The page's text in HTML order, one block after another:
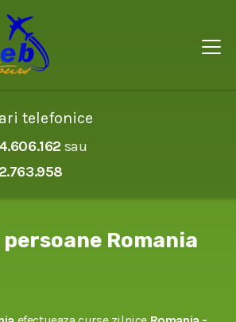
telefonice
sau
Romania